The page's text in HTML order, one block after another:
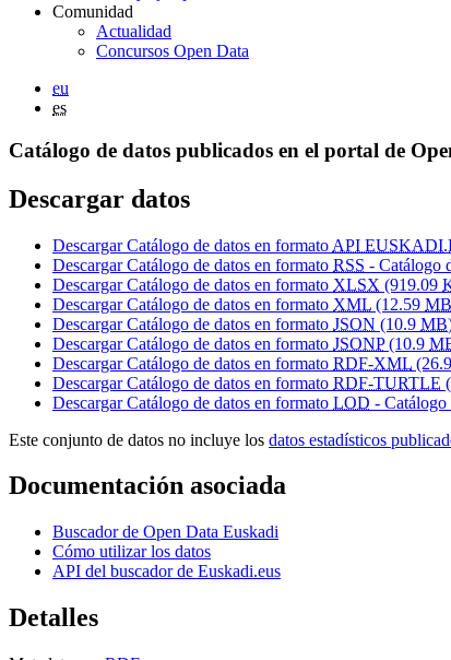
Comunidad
Actualidad
Concursos Open Data
eu
es
Catálogo de datos publicados en el portal de
Descargar datos
Descargar Catálogo de datos en formato API
Descargar Catálogo de datos en formato RSS - Catálogo
Descargar Catálogo de datos en formato XLSX (919.09
Descargar Catálogo de datos en formato XML (12.59 MB
Descargar Catálogo de datos en formato JSON (10.9 MB
Descargar Catálogo de datos en formato JSONP (10.9
Descargar Catálogo de datos en formato RDF-XML
Descargar Catálogo de datos en formato RDF-TURTLE
Descargar Catálogo de datos en formato LOD - Catálogo
Este conjunto de datos no incluye los datos estadísticos
Documentación asociada
Buscador de Open Data Euskadi
Cómo utilizar los datos
API del buscador de Euskadi.eus
Detalles